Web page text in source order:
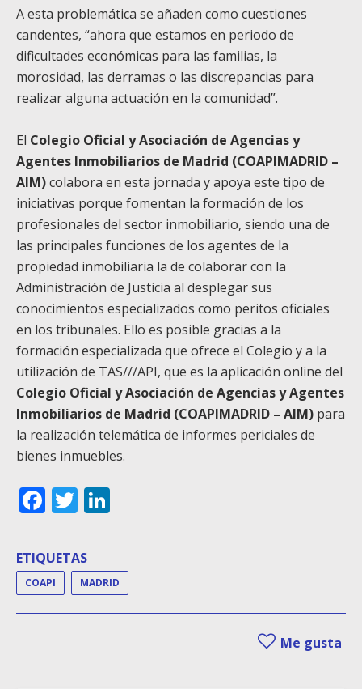
A esta problemática se añaden como cuestiones
candentes, “ahora que estamos en periodo de
dificultades económicas para las familias, la
morosidad, las derramas o las discrepancias para
realizar alguna actuación en la comunidad”.
El Colegio Oficial y Asociación de Agencias y
Agentes Inmobiliarios de Madrid (COAPIMADRID –
AIM)colabora en esta jornada y apoya este tipo de
iniciativas porque fomentan la formación de los
profesionales del sector inmobiliario, siendo una de
las principales funciones de los agentes de la
propiedad inmobiliaria la de colaborar con la
Administración de Justicia al desplegar sus
conocimientos especializados como peritos oficiales
en los tribunales. Ello es posible gracias a la
formación especializada que ofrece el Colegio y a la
utilización de TAS///API, que es la aplicación online del
Colegio Oficial y Asociación de Agencias y Agentes
Inmobiliarios de Madrid (COAPIMADRID – AIM) para
la realización telemática de informes periciales de
bienes inmuebles.
Facebook
Twitter
ETIQUETAS
COAPI MADRID
Me gusta